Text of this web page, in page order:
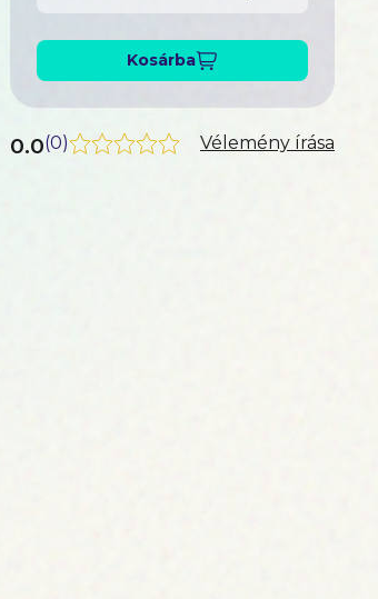
Kosárba
0.0(0) Vélemény írása